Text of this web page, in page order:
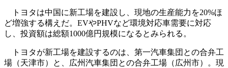
トヨタは中国に新工場を建設し、現地の生産能力を20%ほ
ど増強する構えだ。EVやPHVなど環境対応車需要に対応
し、投資額は総額1000億円規模になるとみられる。
トヨタが新工場を建設するのは、第一汽車集団との合弁工
場（天津市）と、広州汽車集団との合弁工場（広州市）。現